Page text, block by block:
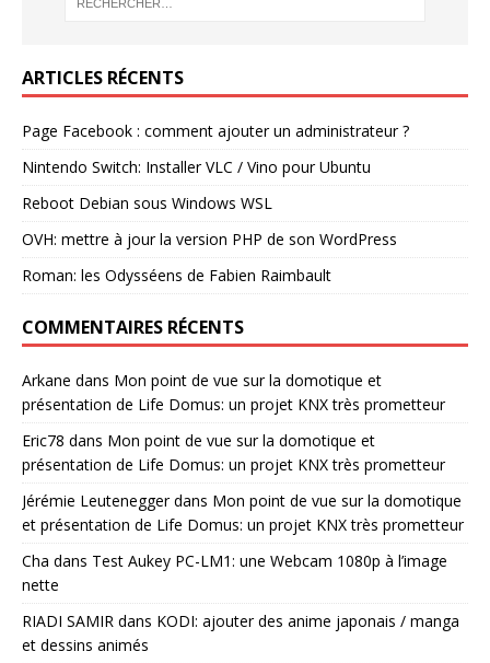
ARTICLES RÉCENTS
Page Facebook : comment ajouter un administrateur ?
Nintendo Switch: Installer VLC / Vino pour Ubuntu
Reboot Debian sous Windows WSL
OVH: mettre à jour la version PHP de son WordPress
Roman: les Odysséens de Fabien Raimbault
COMMENTAIRES RÉCENTS
Arkane dans Mon point de vue sur la domotique et
présentation de Life Domus: un projet KNX très prometteur
Eric78 dans Mon point de vue sur la domotique et
présentation de Life Domus: un projet KNX très prometteur
Jérémie Leuteneggerdans Mon point de vue sur la domotique
et présentation de Life Domus: un projet KNX très prometteur
Cha dans Test Aukey PC-LM1: une Webcam 1080p à l’image
nette
RIADI SAMIR dans KODI: ajouter des anime japonais / manga
et dessins animés